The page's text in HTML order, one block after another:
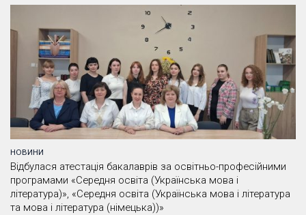
НОВИНИ
Відбулася атестація бакалаврів за освітньо-професійними
програмами «Середня освіта (Українська мова і
література)», «Середня освіта (Українська мова і література
та мова і література (німецька))»